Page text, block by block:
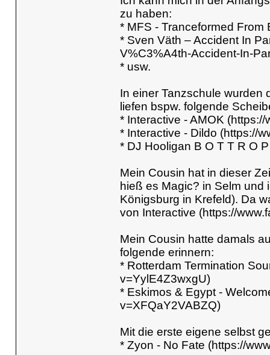
zu haben:
* MFS - Tranceformed
* Sven Väth – Accident In
V%C3%A4th-Accident-In-
* usw.
In einer Tanzschule wurden
liefen bspw. folgende
* Interactive - AMOK
* Interactive - Dildo (https://
* DJ Hooligan B O T T R O
Mein Cousin hat in dieser
hieß es Magic? in Selm und
Königsburg in Krefeld). Da
von Interactive (https://
Mein Cousin hatte damals
folgende erinnern:
* Rotterdam Termination
v=YylE4Z3wxgU)
* Eskimos & Egypt -
v=XFQaY2VABZQ)
Mit die erste eigene selbst
* Zyon - No Fate (https://